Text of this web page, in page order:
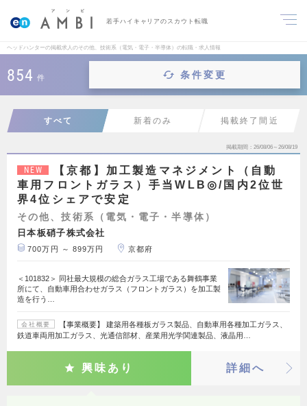
若手ハイキャリアのスカウト転職
ヘッドハンターの掲載求人のその他、技術系（電気・電子・半導体）の転職・求人情報
854 件 条件変更
すべて 新着のみ 掲載終了間近
掲載期間 26/08/06～26/08/19
NEW
【京都】加工製造マネジメント（自動
車用フロントガラス）手当WLB◎/国内2位世
界4位シェアで安定
その他、技術系（電気・電子・半導体）
日本板硝子株式会社
700万円 ～ 899万円 京都府
＜101832＞ 同社最大規模の総合ガラス工場である舞鶴事業
所にて、自動車用合わせガラス（フロントガラス）を加工製
造を行う…
会社概要
【事業概要】 建築用各種板ガラス製品、自動車用各種加工ガラス、
鉄道車両用加工ガラス、光通信部材、産業用光学関連製品、液晶用…
興味あり 詳細へ